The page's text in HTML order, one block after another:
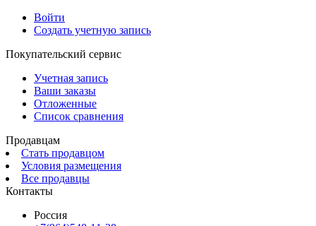
Войти
Создать учетную запись
Покупательский сервис
Учетная запись
Ваши заказы
Отложенные
Список сравнения
Продавцам
Стать продавцом
Условия размещения
Все продавцы
Контакты
Россия